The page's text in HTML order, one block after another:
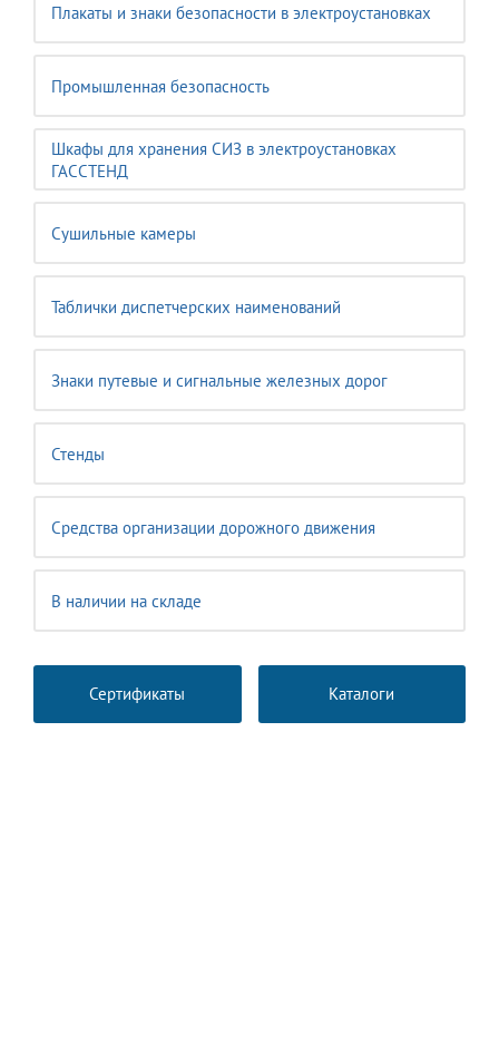
Плакаты и знаки безопасности в электроустановках
Промышленная безопасность
Шкафы для хранения СИЗ в электроустановках
ГАССТЕНД
Сушильные камеры
Таблички диспетчерских наименований
Знаки путевые и сигнальные железных дорог
Стенды
Средства организации дорожного движения
В наличии на складе
Сертификаты Каталоги